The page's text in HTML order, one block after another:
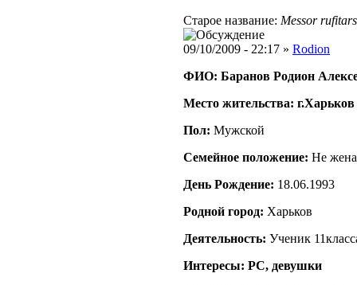
Старое название: Messor
09/10/2009 - 22:17 » Rodion
ФИО: Баранов Родион
Место жительства: г.Харьков
Пол: Мужской
Семейное положение: Не
День Рождение: 18.06.1993
Родной город: Харьков
Деятельность: Ученик
Интересы: PC, девушки